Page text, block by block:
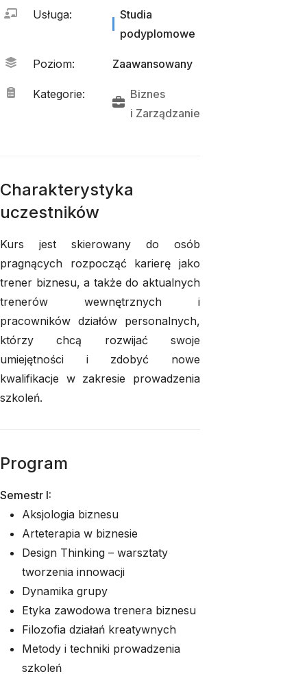
Usługa:
Studia
podyplomowe
Poziom: Zaawansowany
Kategorie:
Biznes
i Zarządzanie
Charakterystyka
uczestników
Kurs jest skierowany do osób
pragnących rozpocząć karierę jako
trener biznesu, a także do aktualnych
trenerów wewnętrznych i
pracowników działów personalnych,
którzy chcą rozwijać swoje
umiejętności i zdobyć nowe
kwalifikacje w zakresie prowadzenia
szkoleń.
Program
Semestr I:
Aksjologia biznesu
Arteterapia w biznesie
Design Thinking – warsztaty
tworzenia innowacji
Dynamika grupy
Etyka zawodowa trenera biznesu
Filozofia działań kreatywnych
Metody i techniki prowadzenia
szkoleń